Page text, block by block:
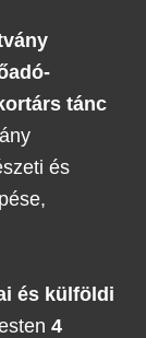
tánc
és
és külföldi
4